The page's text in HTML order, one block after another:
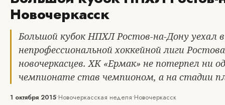
Новочеркасск
Большой кубок НПХЛ Ростов-на-Дону уехал
непрофессиональной хоккейной лиги
новочеркасцев. ХК «Ермак» не потерпел ни
чемпионате став чемпионом, а на стадии
1 октября 2015•Новочеркасская неделя•Новочеркасск